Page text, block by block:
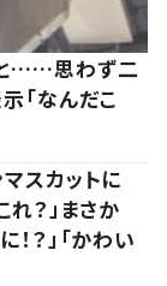
……思わず二
「なんだこ
スカットに
？」まさか
？」「かわい